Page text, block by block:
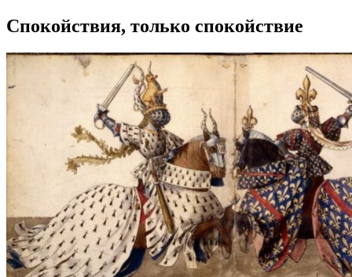
Спокойствия, только спокойствие